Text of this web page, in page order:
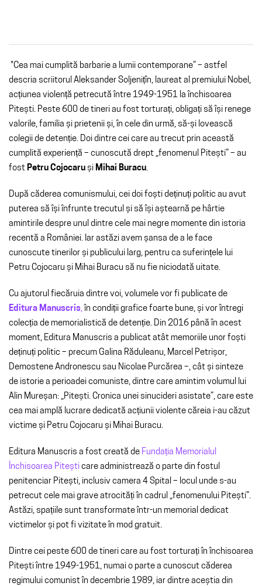
"Cea mai cumplită barbarie a lumii contemporane” – astfel
descria scriitorul Aleksander Soljenițîn, laureat al premiului Nobel,
acțiunea violență petrecută între 1949-1951 la închisoarea
Pitești. Peste 600 de tineri au fost torturați, obligați să își renege
valorile, familia și prietenii și, în cele din urmă, să-și lovească
colegii de detenție. Doi dintre cei care au trecut prin această
cumplită experiență – cunoscută drept „fenomenul Pitești” – au
fost Petru Cojocaru și Mihai Buracu.
După căderea comunismului, cei doi foști deținuți politic au avut
puterea să își înfrunte trecutul și să își aștearnă pe hârtie
amintirile despre unul dintre cele mai negre momente din istoria
recentă a României. Iar astăzi avem șansa de a le face
cunoscute tinerilor și publicului larg, pentru ca suferințele lui
Petru Cojocaru și Mihai Buracu să nu fie niciodată uitate.
Cu ajutorul fiecăruia dintre voi, volumele vor fi publicate de
Editura Manuscris, în condiții grafice foarte bune, și vor întregi
colecția de memorialistică de detenție. Din 2016 până în acest
moment, Editura Manuscris a publicat atât memoriile unor foști
deținuți politic – precum Galina Răduleanu, Marcel Petrișor,
Demostene Andronescu sau Nicolae Purcărea –, cât și sinteze
de istorie a perioadei comuniste, dintre care amintim volumul lui
Alin Mureșan: „Pitești. Cronica unei sinucideri asistate”, care este
cea mai amplă lucrare dedicată acțiunii violente căreia i-au căzut
victime și Petru Cojocaru și Mihai Buracu.
Editura Manuscris a fost creată de Fundația Memorialul
Închisoarea Pitești care administrează o parte din fostul
penitenciar Pitești, inclusiv camera 4 Spital – locul unde s-au
petrecut cele mai grave atrocități în cadrul „fenomenului Pitești”.
Astăzi, spațiile sunt transformate într-un memorial dedicat
victimelor și pot fi vizitate în mod gratuit.
Dintre cei peste 600 de tineri care au fost torturați în închisoarea
Pitești între 1949-1951, numai o parte a cunoscut căderea
regimului comunist în decembrie 1989, iar dintre aceștia din